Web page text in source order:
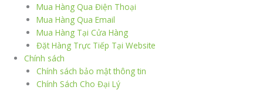
Mua Hàng Qua Điện Thoại
Mua Hàng Qua Email
Mua Hàng Tại Cửa Hàng
Đặt Hàng Trực Tiếp Tại Website
Chính sách
Chính sách bảo mật thông tin
Chính Sách Cho Đại Lý